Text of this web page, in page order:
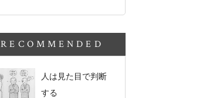
RECOMMENDED
人は見た目で判断
する